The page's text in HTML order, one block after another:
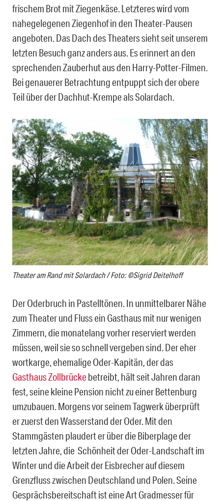
frischem Brot mit Ziegenkäse. Letzteres wird vom
nahegelegenen Ziegenhof in den Theater-Pausen
angeboten. Das Dach des Theaters sieht seit unserem
letzten Besuch ganz anders aus. Es erinnert an den
sprechenden Zauberhut aus den Harry-Potter-Filmen.
Bei genauerer Betrachtung entpuppt sich der obere
Teil über der Dachhut-Krempe als Solardach.
Theater am Rand mit Solardach / Foto: ©Sigrid Deitelhoff
Der Oderbruch in Pastelltönen. In unmittelbarer Nähe
zum Theater und Fluss ein Gasthaus mit nur wenigen
Zimmern, die monatelang vorher reserviert werden
müssen, weil sie so schnell vergeben sind. Der eher
wortkarge, ehemalige Oder-Kapitän, der das
Gasthaus Zollbrückebetreibt, hält seit Jahren daran
fest, seine kleine Pension nicht zu einer Bettenburg
umzubauen. Morgens vor seinem Tagwerk überprüft
er zuerst den Wasserstand der Oder. Mit den
Stammgästen plaudert er über die Biberplage der
letzten Jahre, die Schönheit der Oder-Landschaft im
Winter und die Arbeit der Eisbrecher auf diesem
Grenzfluss zwischen Deutschland und Polen. Seine
Gesprächsbereitschaft ist eine Art Gradmesser für